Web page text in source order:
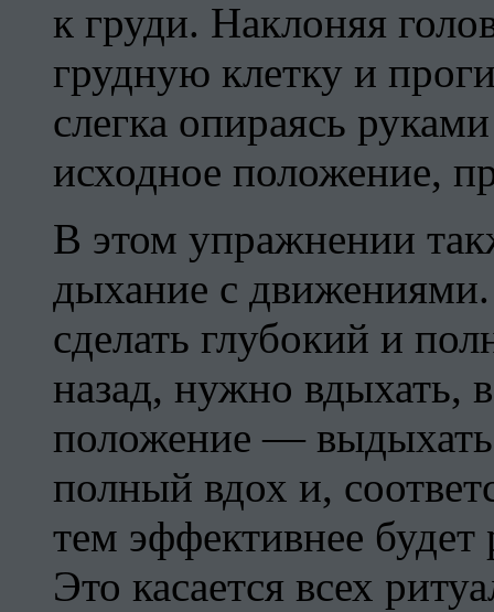
к груди. Наклоняя
грудную клетку и
слегка опираясь
исходное положение,
В этом упражнении
дыхание с
сделать глубокий и
назад, нужно вдыхать,
положение —
полный вдох и,
тем эффективнее будет
Это касается всех